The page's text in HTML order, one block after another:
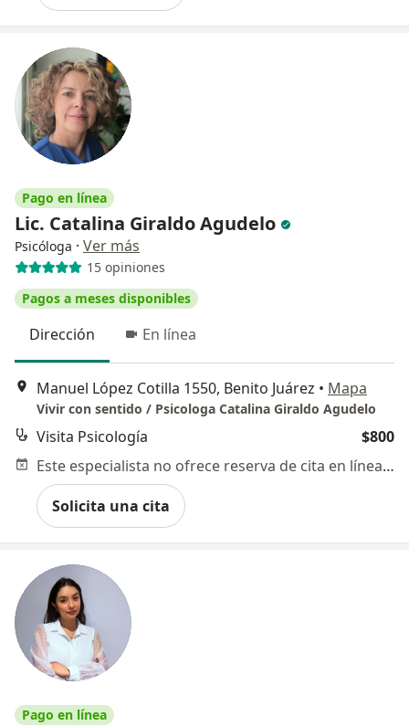
Pago en línea
Lic. Catalina Giraldo Agudelo
Psicóloga · Ver más
15 opiniones
Pagos a meses disponibles
Dirección En línea
Manuel López Cotilla 1550, Benito Juárez • Mapa
Vivir con sentido / Psicologa Catalina Giraldo Agudelo
Visita Psicología
$800
Este especialista no ofrece reserva de cita en línea en esta dirección.
Solicita una cita
Pago en línea